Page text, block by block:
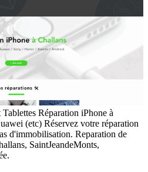
Réparation iPhone à
(etc) Réservez votre réparation
d'immobilisation. Reparation de
SaintJeandeMonts,